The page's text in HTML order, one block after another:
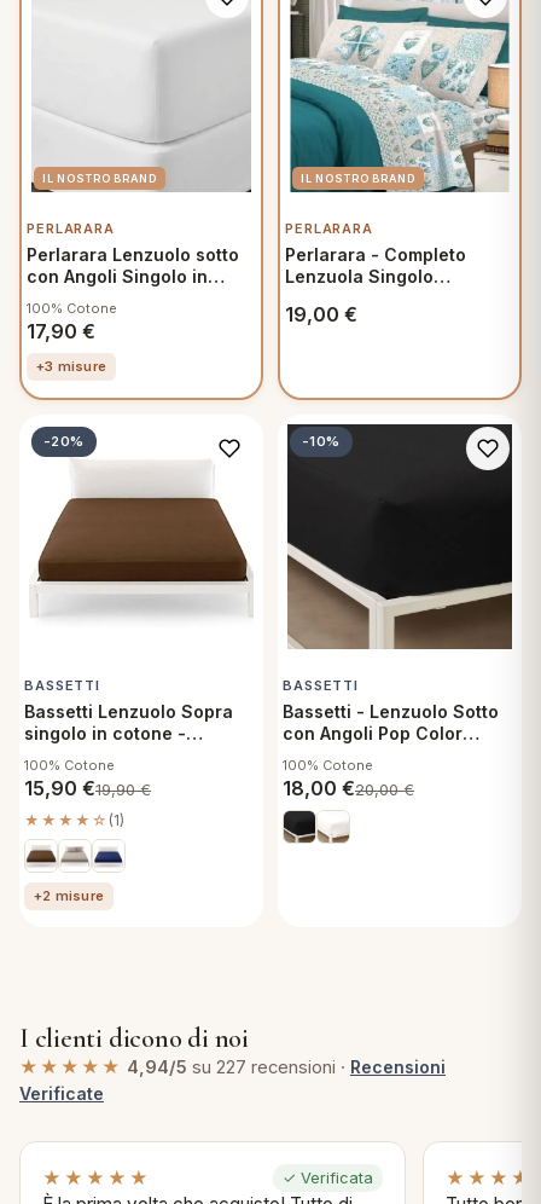
PERLARARA
Perlarara Lenzuolo sotto
con Angoli Singolo in
90x200 cm Bianco
100% Cotone
17,90 €
+3 misure
PERLARARA
Perlarara - Completo
Lenzuola Singolo
Primavera Verde
19,00 €
-20%
BASSETTI
Bassetti Lenzuolo Sopra
singolo in cotone -
100% Cotone
15,90 €19,90€
★★★★☆ (1)
+2 misure
-10%
BASSETTI
Bassetti - Lenzuolo Sotto
con Angoli Pop Color
Ardesia G1
100% Cotone
18,00 €20,00€
I clienti dicono di noi
★★★★★ 4,94/5 su 227 recensioni · Recensioni
Verificate
★★★★★ ✓ Verificata